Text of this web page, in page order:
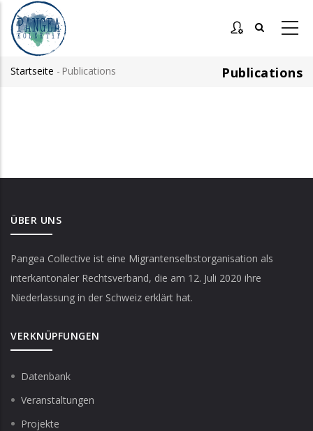
Direkt
zum
Inhalt
Publications
Startseite - Publications
ÜBER UNS
Pangea Collective ist eine Migrantenselbstorganisation als
interkantonaler Rechtsverband, die am 12. Juli 2020 ihre
Niederlassung in der Schweiz erklärt hat.
VERKNÜPFUNGEN
Datenbank
Veranstaltungen
Projekte